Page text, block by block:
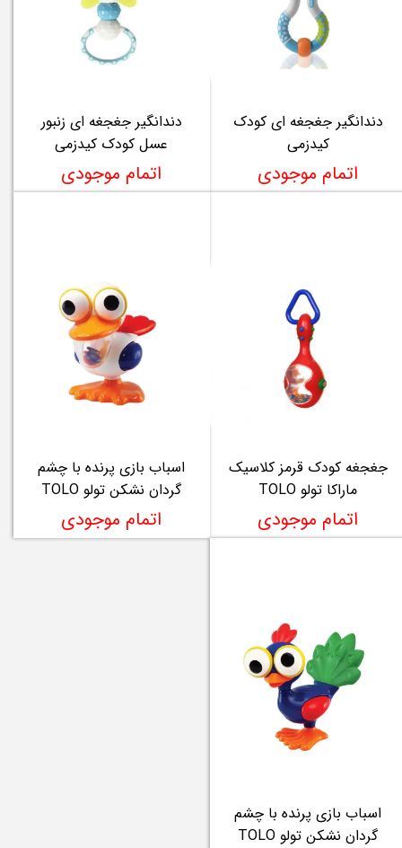
دندانگیر جغجغه ای کودک
کیدزمی
اتمام موجودی
دندانگیر جغجغه ای زنبور
عسل کودک کیدزمی
اتمام موجودی
جغجغه کودک قرمز کلاسیک
ماراکا تولو TOLO
اتمام موجودی
اسباب بازی پرنده با چشم
گردان نشکن تولو TOLO
اتمام موجودی
اسباب بازی پرنده با چشم
گردان نشکن تولو TOLO